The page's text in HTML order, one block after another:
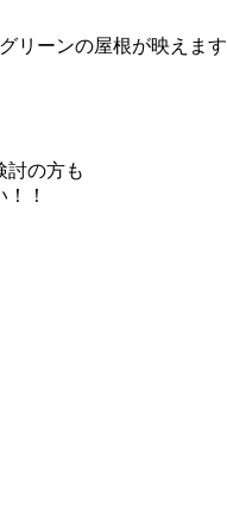
リーンの屋根が映えま
討の方も
！